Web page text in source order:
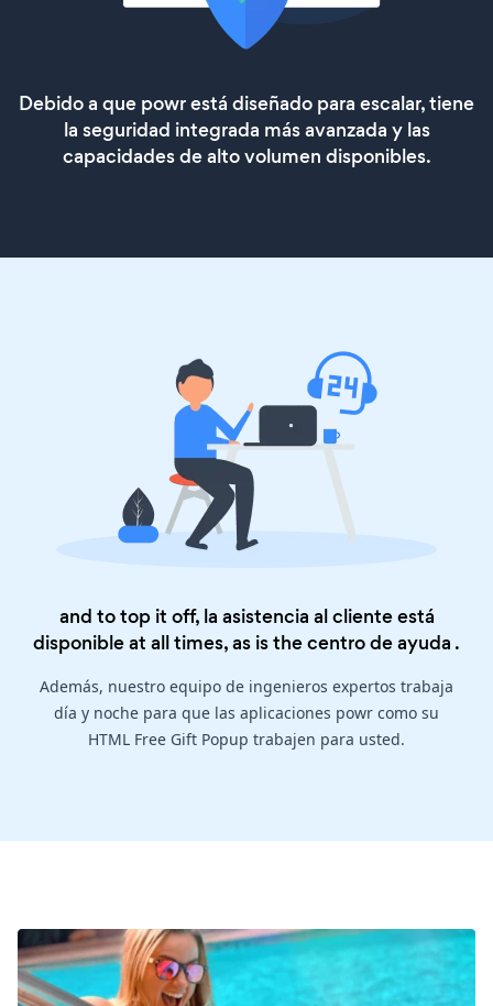
Debido a que powr está diseñado para escalar, tiene
la seguridad integrada más avanzada y las
capacidades de alto volumen disponibles.
and to top it off, la asistencia al cliente está
disponible at all times, as is thecentro de ayuda .
Además, nuestro equipo de ingenieros expertos trabaja
día y noche para que las aplicaciones powr como su
HTML Free Gift Popup trabajen para usted.